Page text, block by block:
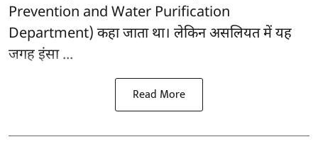
Prevention and Water Purification
Department) कहा जाता था। लेकिन असलियत में यह
जगह इंसा ...
Read More